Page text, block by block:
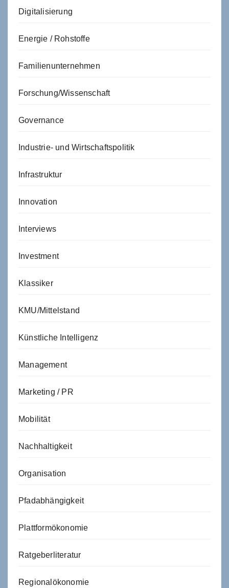
Digitalisierung
Energie / Rohstoffe
Familienunternehmen
Forschung/Wissenschaft
Governance
Industrie- und Wirtschaftspolitik
Infrastruktur
Innovation
Interviews
Investment
Klassiker
KMU/Mittelstand
Künstliche Intelligenz
Management
Marketing / PR
Mobilität
Nachhaltigkeit
Organisation
Pfadabhängigkeit
Plattformökonomie
Ratgeberliteratur
Regionalökonomie